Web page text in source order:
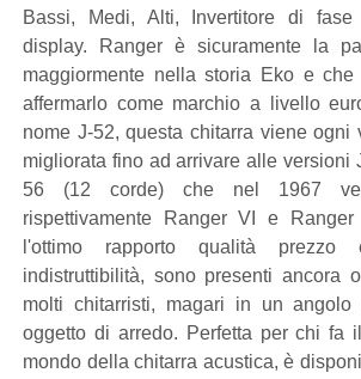
Bassi, Medi, Alti, Invertitore di
display. Ranger è sicuramente la
maggiormente nella storia Eko e
affermarlo come marchio a livello
nome J-52, questa chitarra viene ogni
migliorata fino ad arrivare alle versioni
56 (12 corde) che nel 1967
rispettivamente Ranger VI e
l'ottimo rapporto qualità
indistruttibilità, sono presenti ancora
molti chitarristi, magari in un angolo
oggetto di arredo. Perfetta per chi fa
mondo della chitarra acustica, è